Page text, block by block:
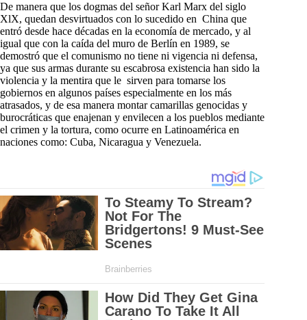
De manera que los dogmas del señor Karl Marx del siglo
XlX, quedan desvirtuados con lo sucedido en China que
entró desde hace décadas en la economía de mercado, y al
igual que con la caída del muro de Berlín en 1989, se
demostró que el comunismo no tiene ni vigencia ni defensa,
ya que sus armas durante su escabrosa existencia han sido la
violencia y la mentira que le sirven para tomarse los
gobiernos en algunos países especialmente en los más
atrasados, y de esa manera montar camarillas genocidas y
burocráticas que enajenan y envilecen a los pueblos mediante
el crimen y la tortura, como ocurre en Latinoamérica en
naciones como: Cuba, Nicaragua y Venezuela.